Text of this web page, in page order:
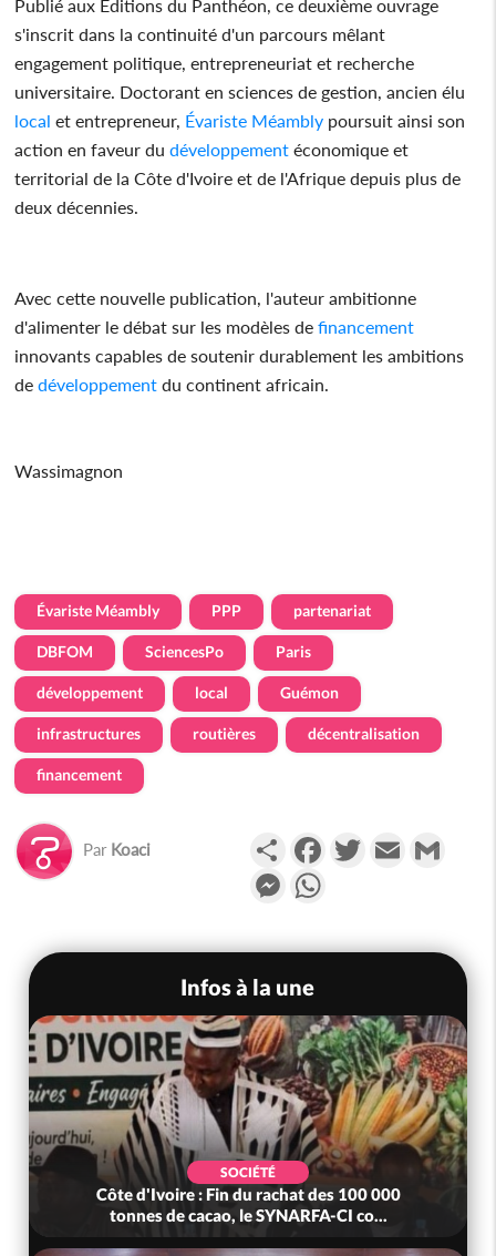
Publié aux Éditions du Panthéon, ce deuxième ouvrage
s'inscrit dans la continuité d'un parcours mêlant
engagement politique, entrepreneuriat et recherche
universitaire. Doctorant en sciences de gestion, ancien élu
local et entrepreneur, Évariste Méambly poursuit ainsi son
action en faveur du développement économique et
territorial de la Côte d'Ivoire et de l'Afrique depuis plus de
deux décennies.
Avec cette nouvelle publication, l'auteur ambitionne
d'alimenter le débat sur les modèles de financement
innovants capables de soutenir durablement les ambitions
de développement du continent africain.
Wassimagnon
Évariste Méambly PPP partenariat
DBFOM SciencesPo Paris
développement local Guémon
infrastructures routières décentralisation
financement
Par Koaci PartagerFacebookTwitterEmail
Messenger
Infos à la une
SOCIÉTÉ
Côte d'Ivoire : Fin du rachat des 100 000
tonnes de cacao, le SYNARFA-CI co...